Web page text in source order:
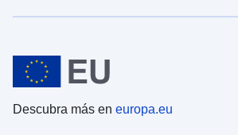
Descubra más en europa.eu